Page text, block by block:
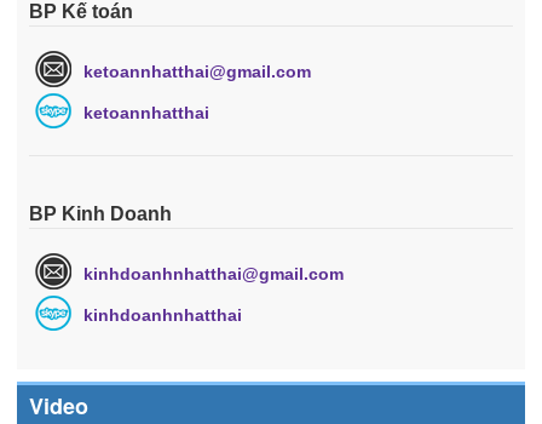
BP Kế toán
ketoannhatthai@gmail.com
ketoannhatthai
BP Kinh Doanh
kinhdoanhnhatthai@gmail.com
kinhdoanhnhatthai
Video